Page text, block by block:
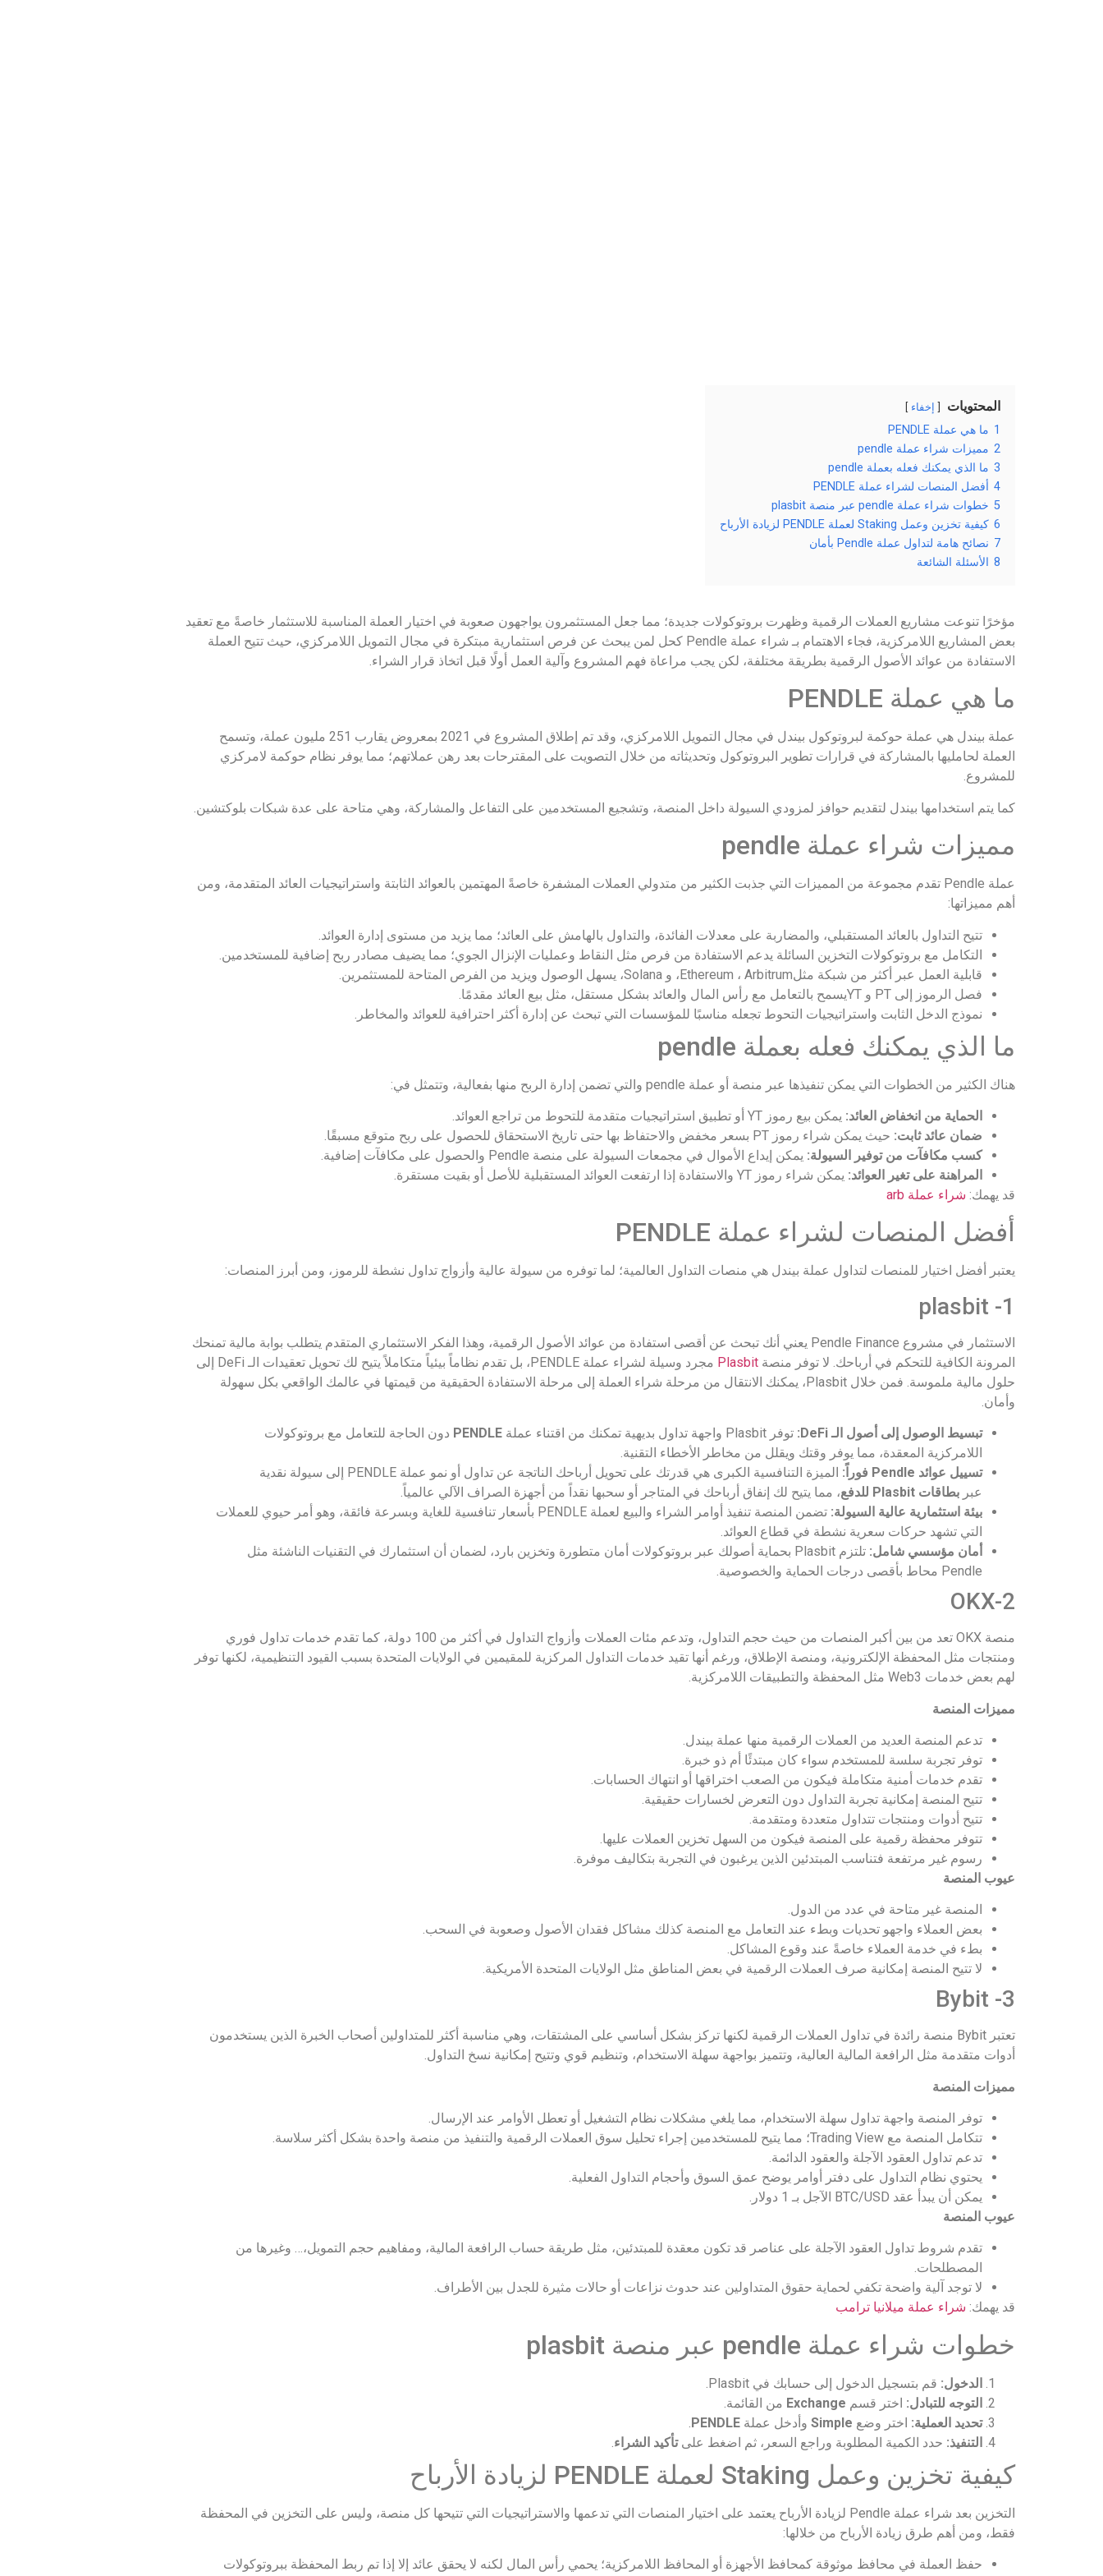
المحتويات إخفاء
1 ما هي عملة PENDLE
2 مميزات شراء عملة pendle
3 ما الذي يمكنك فعله بعملة pendle
4 أفضل المنصات لشراء عملة PENDLE
5 خطوات شراء عملة pendle عبر منصة plasbit
6 كيفية تخزين وعمل Staking لعملة PENDLE لزيادة الأرباح
7 نصائح هامة لتداول عملة Pendle بأمان
8 الأسئلة الشائعة
مؤخرًا تنوعت مشاريع العملات الرقمية وظهرت بروتوكولات جديدة؛ مما جعل المستثمرون يواجهون صعوبة في اختيار العملة المناسبة للاستثمار خاصةً مع تعقيد
بعض المشاريع اللامركزية، فجاء الاهتمام بـ شراء عملة Pendle كحل لمن يبحث عن فرص استثمارية مبتكرة في مجال التمويل اللامركزي، حيث تتيح العملة
الاستفادة من عوائد الأصول الرقمية بطريقة مختلفة، لكن يجب مراعاة فهم المشروع وآلية العمل أولًا قبل اتخاذ قرار الشراء.
ما هي عملة PENDLE
عملة بيندل هي عملة حوكمة لبروتوكول بيندل في مجال التمويل اللامركزي، وقد تم إطلاق المشروع في 2021 بمعروض يقارب 251 مليون عملة، وتسمح
العملة لحامليها بالمشاركة في قرارات تطوير البروتوكول وتحديثاته من خلال التصويت على المقترحات بعد رهن عملاتهم؛ مما يوفر نظام حوكمة لامركزي
للمشروع.
كما يتم استخدامها بيندل لتقديم حوافز لمزودي السيولة داخل المنصة، وتشجيع المستخدمين على التفاعل والمشاركة، وهي متاحة على عدة شبكات بلوكتشين.
مميزات شراء عملة pendle
عملة Pendle تقدم مجموعة من المميزات التي جذبت الكثير من متدولي العملات المشفرة خاصةً المهتمين بالعوائد الثابتة واستراتيجيات العائد المتقدمة، ومن
أهم مميزاتها:
تتيح التداول بالعائد المستقبلي، والمضاربة على معدلات الفائدة، والتداول بالهامش على العائد؛ مما يزيد من مستوى إدارة العوائد.
التكامل مع بروتوكولات التخزين السائلة يدعم الاستفادة من فرص مثل النقاط وعمليات الإنزال الجوي؛ مما يضيف مصادر ربح إضافية للمستخدمين.
قابلية العمل عبر أكثر من شبكة مثلEthereum ، Arbitrum، و Solana، يسهل الوصول ويزيد من الفرص المتاحة للمستثمرين.
فصل الرموز إلى PT و YTيسمح بالتعامل مع رأس المال والعائد بشكل مستقل، مثل بيع العائد مقدمًا.
نموذج الدخل الثابت واستراتيجيات التحوط تجعله مناسبًا للمؤسسات التي تبحث عن إدارة أكثر احترافية للعوائد والمخاطر.
ما الذي يمكنك فعله بعملة pendle
هناك الكثير من الخطوات التي يمكن تنفيذها عبر منصة أو عملة pendle والتي تضمن إدارة الربح منها بفعالية، وتتمثل في:
الحماية من انخفاض العائد: يمكن بيع رموز YT أو تطبيق استراتيجيات متقدمة للتحوط من تراجع العوائد.
ضمان عائد ثابت: حيث يمكن شراء رموز PT بسعر مخفض والاحتفاظ بها حتى تاريخ الاستحقاق للحصول على ربح متوقع مسبقًا.
كسب مكافآت من توفير السيولة: يمكن إيداع الأموال في مجمعات السيولة على منصة Pendle والحصول على مكافآت إضافية.
المراهنة على تغير العوائد: يمكن شراء رموز YT والاستفادة إذا ارتفعت العوائد المستقبلية للأصل أو بقيت مستقرة.
قد يهمك: شراء عملة arb
أفضل المنصات لشراء عملة PENDLE
يعتبر أفضل اختيار للمنصات لتداول عملة بيندل هي منصات التداول العالمية؛ لما توفره من سيولة عالية وأزواج تداول نشطة للرموز، ومن أبرز المنصات:
1- plasbit
الاستثمار في مشروع Pendle Finance يعني أنك تبحث عن أقصى استفادة من عوائد الأصول الرقمية، وهذا الفكر الاستثماري المتقدم يتطلب بوابة مالية تمنحك
المرونة الكافية للتحكم في أرباحك. لا توفر منصة Plasbit
مجرد وسيلة لشراء عملة PENDLE، بل تقدم نظاماً بيئياً متكاملاً يتيح لك تحويل تعقيدات الـ DeFi إلى
حلول مالية ملموسة. فمن خلال Plasbit، يمكنك الانتقال من مرحلة شراء العملة إلى مرحلة الاستفادة الحقيقية من قيمتها في عالمك الواقعي بكل سهولة
وأمان.
تبسيط الوصول إلى أصول الـ DeFi: توفر Plasbit واجهة تداول بديهية تمكنك من اقتناء عملة PENDLE دون الحاجة للتعامل مع بروتوكولات
اللامركزية المعقدة، مما يوفر وقتك ويقلل من مخاطر الأخطاء التقنية.
تسييل عوائد Pendle فوراً:
الميزة التنافسية الكبرى هي قدرتك على تحويل أرباحك الناتجة عن تداول أو نمو عملة PENDLE إلى سيولة نقدية
عبر بطاقات Plasbit للدفع
، مما يتيح لك إنفاق أرباحك في المتاجر أو سحبها نقداً من أجهزة الصراف الآلي عالمياً.
بيئة استثمارية عالية السيولة:
تضمن المنصة تنفيذ أوامر الشراء والبيع لعملة PENDLE بأسعار تنافسية للغاية وبسرعة فائقة، وهو أمر حيوي للعملات
التي تشهد حركات سعرية نشطة في قطاع العوائد.
أمان مؤسسي شامل:
تلتزم Plasbit بحماية أصولك عبر بروتوكولات أمان متطورة وتخزين بارد، لضمان أن استثمارك في التقنيات الناشئة مثل
Pendle محاط بأقصى درجات الحماية والخصوصية.
OKX-2
منصة OKX تعد من بين أكبر المنصات من حيث حجم التداول، وتدعم مئات العملات وأزواج التداول في أكثر من 100 دولة، كما تقدم خدمات تداول فوري
ومنتجات مثل المحفظة الإلكترونية، ومنصة الإطلاق، ورغم أنها تقيد خدمات التداول المركزية للمقيمين في الولايات المتحدة بسبب القيود التنظيمية، لكنها توفر
لهم بعض خدمات Web3 مثل المحفظة والتطبيقات اللامركزية.
مميزات المنصة
تدعم المنصة العديد من العملات الرقمية منها عملة بيندل.
توفر تجربة سلسة للمستخدم سواء كان مبتدئًا أم ذو خبرة.
تقدم خدمات أمنية متكاملة فيكون من الصعب اختراقها أو انتهاك الحسابات.
تتيح المنصة إمكانية تجربة التداول دون التعرض لخسارات حقيقية.
تتيح أدوات ومنتجات تتداول متعددة ومتقدمة.
تتوفر محفظة رقمية على المنصة فيكون من السهل تخزين العملات عليها.
رسوم غير مرتفعة فتناسب المبتدئين الذين يرغبون في التجربة بتكاليف موفرة.
عيوب المنصة
المنصة غير متاحة في عدد من الدول.
بعض العملاء واجهو تحديات وبطء عند التعامل مع المنصة كذلك مشاكل فقدان الأصول وصعوبة في السحب.
بطء في خدمة العملاء خاصةً عند وقوع المشاكل.
لا تتيح المنصة إمكانية صرف العملات الرقمية في بعض المناطق مثل الولايات المتحدة الأمريكية.
3- Bybit
تعتبر Bybit منصة رائدة في تداول العملات الرقمية لكنها تركز بشكل أساسي على المشتقات، وهي مناسبة أكثر للمتداولين أصحاب الخبرة الذين يستخدمون
أدوات متقدمة مثل الرافعة المالية العالية، وتتميز بواجهة سهلة الاستخدام، وتنظيم قوي وتتيح إمكانية نسخ التداول.
مميزات المنصة
توفر المنصة واجهة تداول سهلة الاستخدام، مما يلغي مشكلات نظام التشغيل أو تعطل الأوامر عند الإرسال.
تتكامل المنصة مع Trading View؛ مما يتيح للمستخدمين إجراء تحليل سوق العملات الرقمية والتنفيذ من منصة واحدة بشكل أكثر سلاسة.
تدعم تداول العقود الآجلة والعقود الدائمة.
يحتوي نظام التداول على دفتر أوامر يوضح عمق السوق وأحجام التداول الفعلية.
يمكن أن يبدأ عقد BTC/USD الآجل بـ 1 دولار.
عيوب المنصة
تقدم شروط تداول العقود الآجلة على عناصر قد تكون معقدة للمبتدئين، مثل طريقة حساب الرافعة المالية، ومفاهيم حجم التمويل،… وغيرها من
المصطلحات.
لا توجد آلية واضحة تكفي لحماية حقوق المتداولين عند حدوث نزاعات أو حالات مثيرة للجدل بين الأطراف.
قد يهمك: شراء عملة ميلانيا ترامب
خطوات شراء عملة pendle عبر منصة plasbit
الدخول: قم بتسجيل الدخول إلى حسابك في Plasbit.
التوجه للتبادل: اختر قسم Exchange من القائمة.
تحديد العملية: اختر وضع Simple وأدخل عملة PENDLE
.
التنفيذ: حدد الكمية المطلوبة وراجع السعر، ثم اضغط علىتأكيد الشراء.
كيفية تخزين وعمل Staking لعملة PENDLE لزيادة الأرباح
التخزين بعد شراء عملة Pendle لزيادة الأرباح يعتمد على اختيار المنصات التي تدعمها والاستراتيجيات التي تتيحها كل منصة، وليس على التخزين في المحفظة
فقط، ومن أهم طرق زيادة الأرباح من خلالها:
حفظ العملة في محافظ موثوقة كمحافظ الأجهزة أو المحافظ اللامركزية؛ يحمي رأس المال لكنه لا يحقق عائد إلا إذا تم ربط المحفظة ببروتوكولات